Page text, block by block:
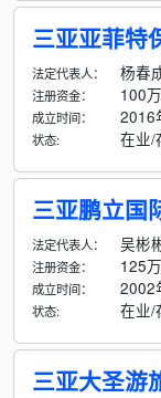
三亚亚菲特
法定代表人： 杨春
注册资金： 100
成立时间： 2016
状态: 在业/
三亚鹏立国
法定代表人： 吴彬
注册资金： 125
成立时间： 2002
状态: 在业/
三亚大圣游